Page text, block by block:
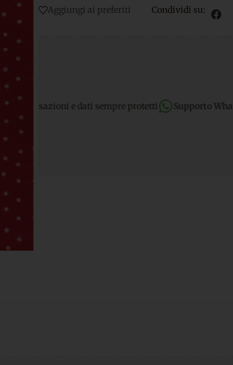
Aggiungi ai preferiti Condividi su:
dati sempre protetti Supporto WhatsApp: